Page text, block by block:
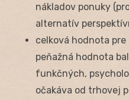
nákladov ponuky
alternatív
celková hodnota
peňažná hodnota
funkčných,
očakáva od trhovej